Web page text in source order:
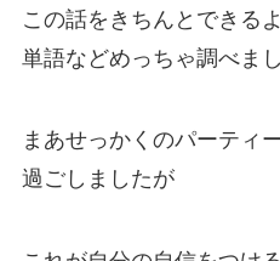
この話をきちんとできる
単語などめっちゃ調べまし
まあせっかくのパーティ
過ごしましたが